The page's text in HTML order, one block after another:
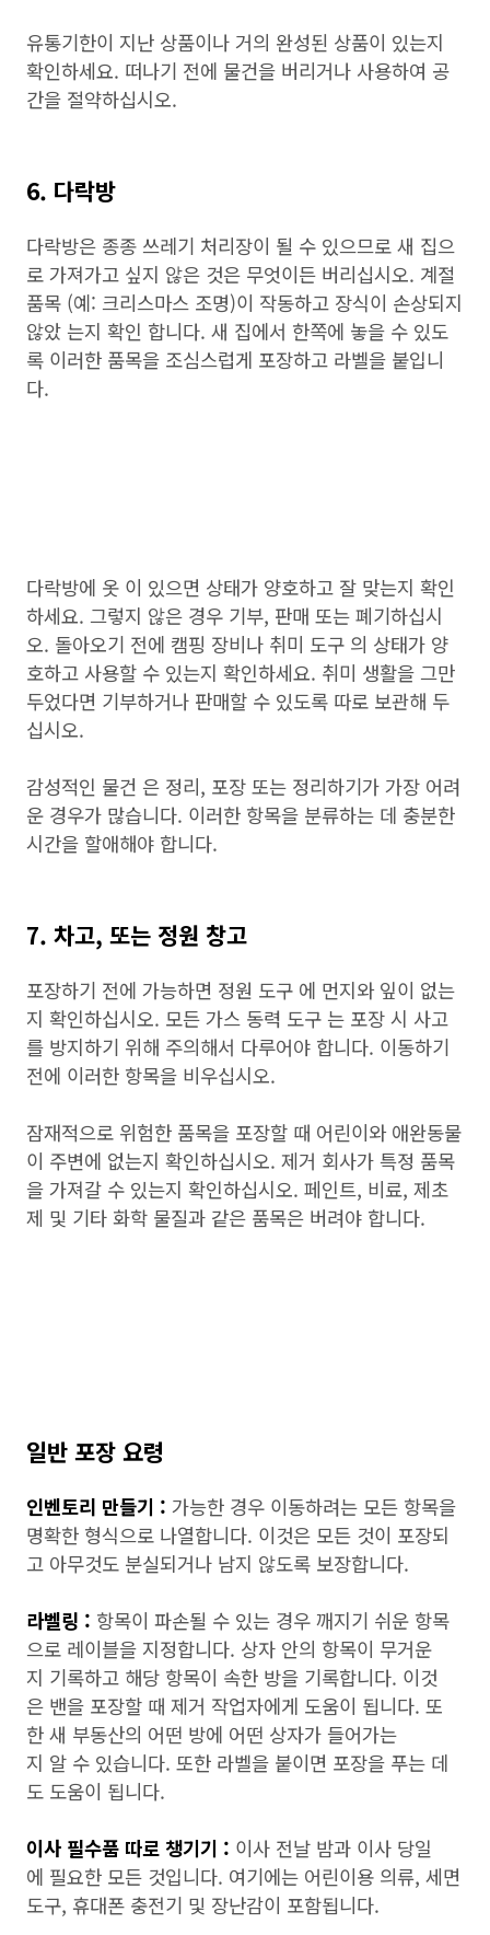
유통기한이 지난 상품이나 거의 완성된 상품이 있는지
확인하세요. 떠나기 전에 물건을 버리거나 사용하여 공
간을 절약하십시오.
6. 다락방
다락방은 종종 쓰레기 처리장이 될 수 있으므로 새 집으
로 가져가고 싶지 않은 것은 무엇이든 버리십시오. 계절
품목 (예: 크리스마스 조명)이 작동하고 장식이 손상되지
않았 는지 확인 합니다. 새 집에서 한쪽에 놓을 수 있도
록 이러한 품목을 조심스럽게 포장하고 라벨을 붙입니
다.
다락방에 옷 이 있으면 상태가 양호하고 잘 맞는지 확인
하세요. 그렇지 않은 경우 기부, 판매 또는 폐기하십시
오. 돌아오기 전에 캠핑 장비나 취미 도구 의 상태가 양
호하고 사용할 수 있는지 확인하세요. 취미 생활을 그만
두었다면 기부하거나 판매할 수 있도록 따로 보관해 두
십시오.
감성적인 물건 은 정리, 포장 또는 정리하기가 가장 어려
운 경우가 많습니다. 이러한 항목을 분류하는 데 충분한
시간을 할애해야 합니다.
7. 차고, 또는 정원 창고
포장하기 전에 가능하면 정원 도구 에 먼지와 잎이 없는
지 확인하십시오. 모든 가스 동력 도구 는 포장 시 사고
를 방지하기 위해 주의해서 다루어야 합니다. 이동하기
전에 이러한 항목을 비우십시오.
잠재적으로 위험한 품목을 포장할 때 어린이와 애완동물
이 주변에 없는지 확인하십시오. 제거 회사가 특정 품목
을 가져갈 수 있는지 확인하십시오. 페인트, 비료, 제초
제 및 기타 화학 물질과 같은 품목은 버려야 합니다.
일반 포장 요령
인벤토리 만들기 : 가능한 경우 이동하려는 모든 항목을
명확한 형식으로 나열합니다. 이것은 모든 것이 포장되
고 아무것도 분실되거나 남지 않도록 보장합니다.
라벨링 : 항목이 파손될 수 있는 경우 깨지기 쉬운 항목
으로 레이블을 지정합니다. 상자 안의 항목이 무거운
지 기록하고 해당 항목이 속한 방을 기록합니다. 이것
은 밴을 포장할 때 제거 작업자에게 도움이 됩니다. 또
한 새 부동산의 어떤 방에 어떤 상자가 들어가는
지 알 수 있습니다. 또한 라벨을 붙이면 포장을 푸는 데
도 도움이 됩니다.
이사 필수품 따로 챙기기 : 이사 전날 밤과 이사 당일
에 필요한 모든 것입니다. 여기에는 어린이용 의류, 세면
도구, 휴대폰 충전기 및 장난감이 포함됩니다.